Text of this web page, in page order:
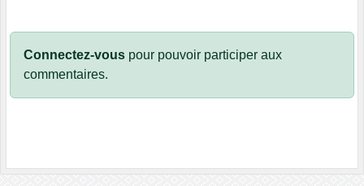
Connectez-vous pour pouvoir participer aux
commentaires.